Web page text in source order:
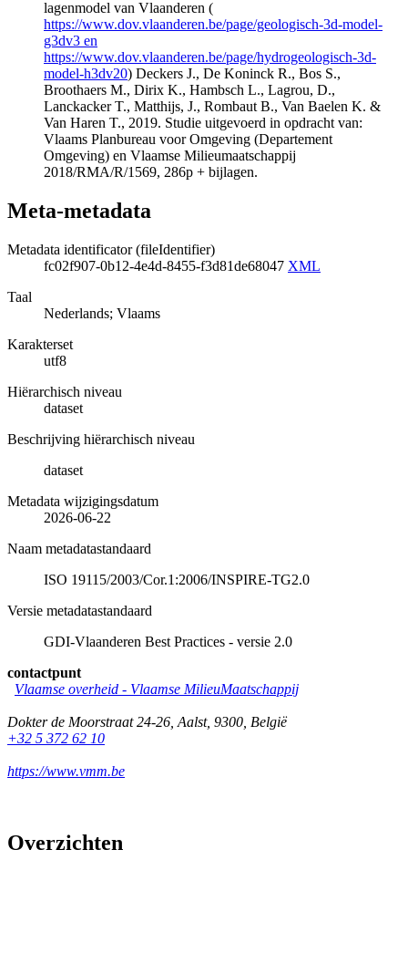
lagenmodel van Vlaanderen (
https://www.dov.vlaanderen.be/page/geologisch-3d-model-
g3dv3 en
https://www.dov.vlaanderen.be/page/hydrogeologisch-3d-
model-h3dv20) Deckers J., De Koninck R., Bos S.,
Broothaers M., Dirix K., Hambsch L., Lagrou, D.,
Lanckacker T., Matthijs, J., Rombaut B., Van Baelen K. &
Van Haren T., 2019. Studie uitgevoerd in opdracht van:
Vlaams Planbureau voor Omgeving (Departement
Omgeving) en Vlaamse Milieumaatschappij
2018/RMA/R/1569, 286p + bijlagen.
Meta-metadata
Metadata identificator (fileIdentifier)
fc02f907-0b12-4e4d-8455-f3d81de68047 XML
Taal
Nederlands; Vlaams
Karakterset
utf8
Hiërarchisch niveau
dataset
Beschrijving hiërarchisch niveau
dataset
Metadata wijzigingsdatum
2026-06-22
Naam metadatastandaard
ISO 19115/2003/Cor.1:2006/INSPIRE-TG2.0
Versie metadatastandaard
GDI-Vlaanderen Best Practices - versie 2.0
contactpunt
Vlaamse overheid - Vlaamse MilieuMaatschappij
Dokter de Moorstraat 24-26 Aalst, 9300 België
+32 5 372 62 10
https://www.vmm.be
Overzichten